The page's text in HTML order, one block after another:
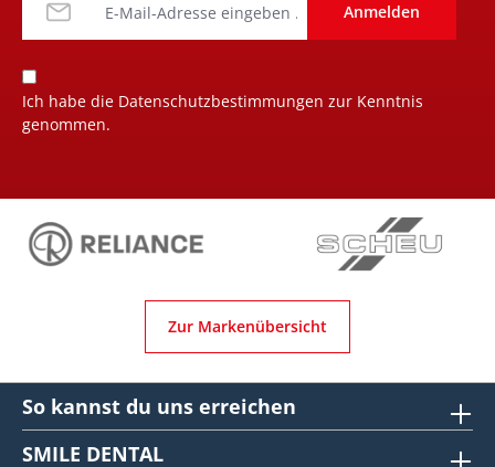
Anmelden
Ich habe die Datenschutzbestimmungen zur Kenntnis
genommen.
Zur Markenübersicht
So kannst du uns erreichen
SMILE DENTAL